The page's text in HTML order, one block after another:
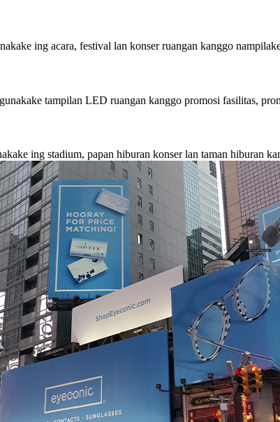
ing acara, festival lan konser ruangan kanggo
tampilan LED ruangan kanggo promosi fasilitas,
ing stadium, papan hiburan konser lan taman hiburan